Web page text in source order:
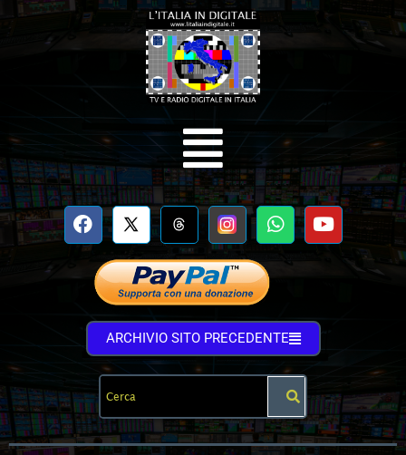
ARCHIVIO SITO PRECEDENTE